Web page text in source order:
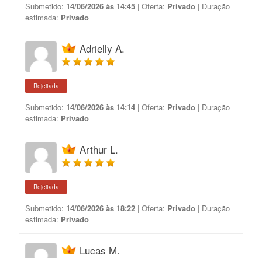
Submetido: 14/06/2026 às 14:45 | Oferta: Privado | Duração
estimada: Privado
Adrielly A.
Rejeitada
Submetido: 14/06/2026 às 14:14 | Oferta: Privado | Duração
estimada: Privado
Arthur L.
Rejeitada
Submetido: 14/06/2026 às 18:22 | Oferta: Privado | Duração
estimada: Privado
Lucas M.